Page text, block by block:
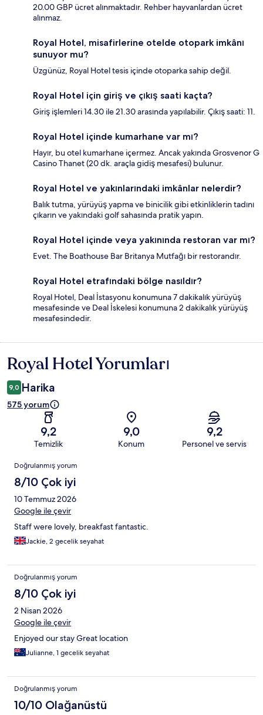
20.00 GBP ücret alınmaktadır. Rehber hayvanlardan ücret
alınmaz.
Royal Hotel, misafirlerine otelde otopark imkânı
sunuyor mu?
Üzgünüz, Royal Hotel tesis içinde otoparka sahip değil.
Royal Hotel için giriş ve çıkış saati kaçta?
Giriş işlemleri 14.30 ile 21.30 arasında yapılabilir. Çıkış saati: 11.
Royal Hotel içinde kumarhane var mı?
Hayır, bu otel kumarhane içermez. Ancak yakında Grosvenor G
Casino Thanet (20 dk. araçla gidiş mesafesi) bulunur.
Royal Hotel ve yakınlarındaki imkânlar nelerdir?
Balık tutma, yürüyüş yapma ve binicilik gibi etkinliklerin tadını
çıkarın ve yakındaki golf sahasında pratik yapın.
Royal Hotel içinde veya yakınında restoran var mı?
Evet. The Boathouse Bar Britanya Mutfağı bir restorandır.
Royal Hotel etrafındaki bölge nasıldır?
Royal Hotel, Deal İstasyonu konumuna 7 dakikalık yürüyüş
mesafesinde ve Deal İskelesi konumuna 2 dakikalık yürüyüş
mesafesindedir.
Yorumlar
Royal Hotel Yorumları
9,0 Harika
575 yorum
9,2
Temizlik
9,0
Konum
9,2
Personel ve servis
Yorumlar
Doğrulanmış yorum
8/10 Çok iyi
10 Temmuz 2026
Google ile çevir
Staff were lovely, breakfast fantastic.
Jackie, 2 gecelik seyahat
Doğrulanmış yorum
8/10 Çok iyi
2 Nisan 2026
Google ile çevir
Enjoyed our stay Great location
Julianne, 1 gecelik seyahat
Doğrulanmış yorum
10/10 Olağanüstü